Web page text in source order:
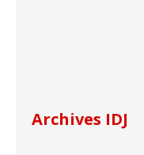
Archives IDJ